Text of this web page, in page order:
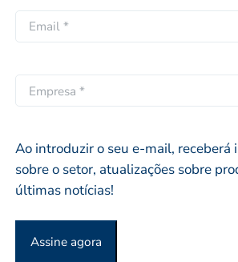
*
e
p
ó
p
i
o
p
o
m
i
lM
R
E
S
Ao introduzir o seu e-mail, receberá
sobre o setor, atualizações sobre
últimas notícias!
Assine agora